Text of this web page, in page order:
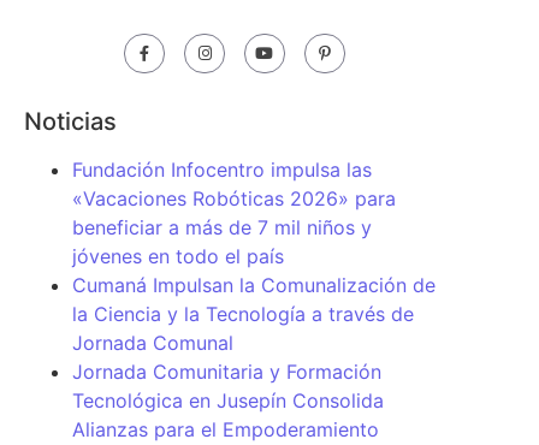
Noticias
Fundación Infocentro impulsa las
«Vacaciones Robóticas 2026» para
beneficiar a más de 7 mil niños y
jóvenes en todo el país
Cumaná Impulsan la Comunalización de
la Ciencia y la Tecnología a través de
Jornada Comunal
Jornada Comunitaria y Formación
Tecnológica en Jusepín Consolida
Alianzas para el Empoderamiento